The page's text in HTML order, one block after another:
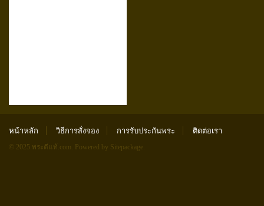
หน้าหลัก วิธีการสั่งจอง การรับประกันพระ ติดต่อเรา
© 2025 พระดีแท้.com. Powered by Sitepackage.